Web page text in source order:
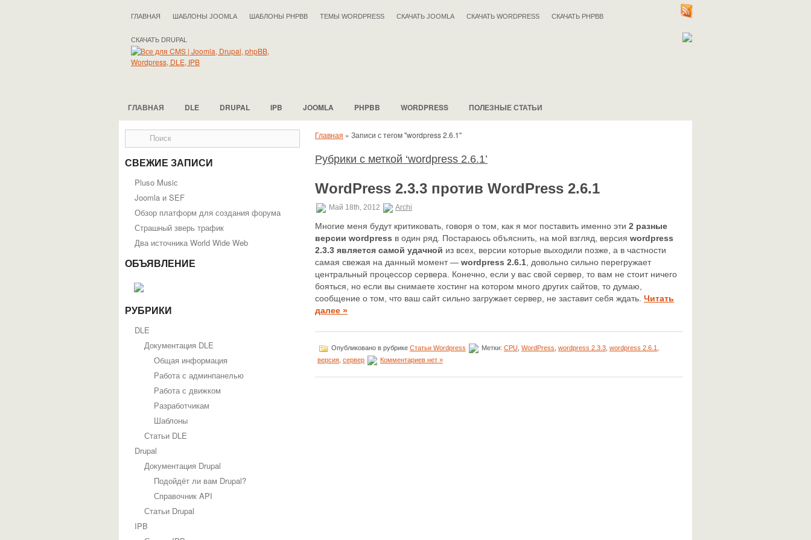
ГЛАВНАЯ ШАБЛОНЫ JOOMLA ШАБЛОНЫ PHPBB ТЕМЫ WORDPRESS СКАЧАТЬ JOOMLA СКАЧАТЬ WORDPRESS СКАЧАТЬ PHPBB
СКАЧАТЬ DRUPAL
ГЛАВНАЯ DLE DRUPAL IPB JOOMLA PHPBB WORDPRESS ПОЛЕЗНЫЕ СТАТЬИ
СВЕЖИЕ ЗАПИСИ
Pluso Musiс
Joomla и SEF
Обзор платформ для создания форума
Страшный зверь трафик
Два источника World Wide Web
ОБЪЯВЛЕНИЕ
РУБРИКИ
DLE
Документация DLE
Общая информация
Работа с админпанелью
Работа с движком
Разработчикам
Шаблоны
Статьи DLE
Drupal
Документация Drupal
Подойдёт ли вам Drupal?
Справочник API
Статьи Drupal
IPB
Главная » Записи с тегом "wordpress 2.6.1"
Рубрики с меткой ‘wordpress 2.6.1’
WordPress 2.3.3 против WordPress 2.6.1
Май 18th, 2012 Archi
Многие меня будут критиковать, говоря о том, как я мог поставить именно эти 2 разные
версии wordpress в один ряд. Постараюсь объяснить, на мой взгляд, версия wordpress
2.3.3 является самой удачной из всех, версии которые выходили позже, а в частности
самая свежая на данный момент — wordpress 2.6.1 , довольно сильно перегружает
центральный процессор сервера. Конечно, если у вас свой сервер, то вам не стоит ничего
бояться, но если вы снимаете хостинг на котором много других сайтов, то думаю,
сообщение о том, что ваш сайт сильно загружает сервер, не заставит себя ждать. Читать
далее »
Опубликовано в рубрике Статьи Wordpress Метки: CPU WordPress wordpress 2.3.3 wordpress 2.6.1
версия сервер Комментариев нет »